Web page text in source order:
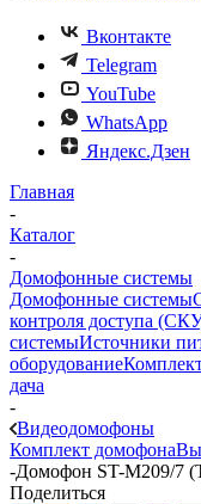
Вконтакте
Telegram
YouTube
WhatsApp
Яндекс.Дзен
Главная
-
Каталог
-
Домофонные системы
Домофонные системы
контроля доступа
системыИсточники
оборудование
дача
-
Видеодомофоны
Комплект домофона
-Домофон ST-M209/7
Поделиться